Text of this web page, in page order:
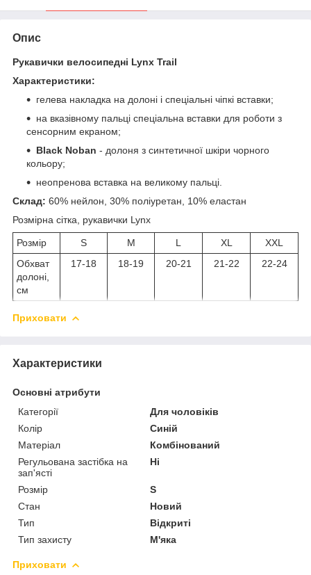
Опис
Рукавички велосипедні Lynx Trail
Характеристики:
гелева накладка на долоні і спеціальні чіпкі вставки;
на вказівному пальці спеціальна вставки для роботи з
сенсорним екраном;
Black Noban - долоня з синтетичної шкіри чорного
кольору;
неопренова вставка на великому пальці.
Склад: 60% нейлон, 30% поліуретан, 10% еластан
Розмірна сітка, рукавички Lynx
Розмір S M L XL
XXL
Обхват
долоні,
см
17-18 18-19 20-21 21-22 22-24
Приховати
Характеристики
Основні атрибути
Категорії
Для чоловіків
Колір
Синій
Матеріал
Комбінований
Регульована застібка на
зап'ясті
Ні
Розмір
S
Стан
Новий
Тип
Відкриті
Тип захисту
М'яка
Приховати